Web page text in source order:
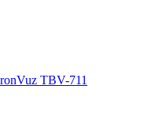
TBV-711